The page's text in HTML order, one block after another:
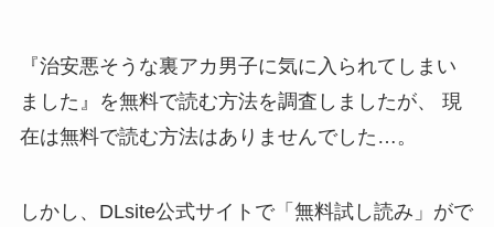
『治安悪そうな裏アカ男子に気に入られてしまい
ました』を無料で読む方法を調査しましたが、 現
在は無料で読む方法はありませんでした…。
しかし、DLsite公式サイトで「 無料試し読み 」がで